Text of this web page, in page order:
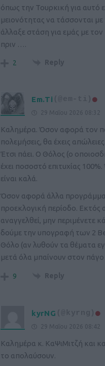
όπως την Τουρκική για αυτό
μειονότητας να τάσσονται
άλλαξε στάση για εμάς με
πριν ….
2 Reply
Em.Ti (@em-ti)
29 Μαΐου 2026 08:32
Καλημέρα. Όσον αφορά τον
πολεμήσεις, θα έχεις
Έτσι πάει. Ο Θόλος (ο
έχει ποσοστό επιτυχίας
είναι καλά.
Όσον αφορά άλλα
προεκλογική περίοδο.
αναγγελθεί, μην περιμένετε
δούμε την υπογραφή των 2
Θόλο (αν λυθούν τα θέματα
μετά όλα μπαίνουν στον
9 Reply
kyrNG (@kyrng)
29 Μαΐου 2026 08:42
Καλημέρα κ. ΚαΨιΜιτζή και
το απολαύσουν.